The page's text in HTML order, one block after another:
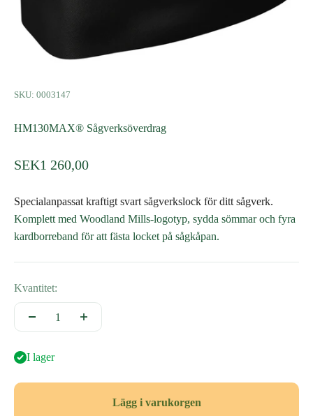
SKU: 0003147
HM130MAX® Sågverksöverdrag
SEK1 260,00
Specialanpassat kraftigt svart sågverkslock för ditt sågverk.
Komplett med Woodland Mills-logotyp, sydda sömmar och fyra
kardborreband för att fästa locket på sågkåpan.
Kvantitet:
I lager
Lägg i varukorgen